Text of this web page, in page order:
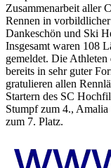
Zusammenarbeit aller
Rennen in
Dankeschön und Ski
Insgesamt waren 108
gemeldet. Die Athleten
bereits in sehr guter
gratulieren allen
Startern des SC
Stumpf zum 4.,
zum 7. Platz.